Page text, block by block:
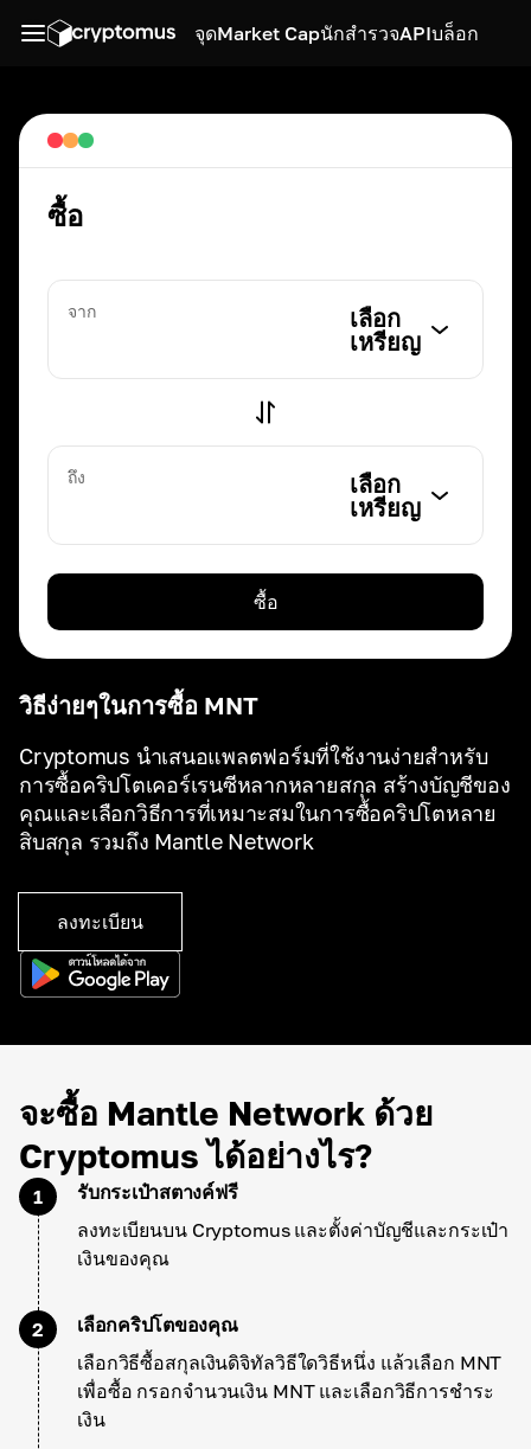
จุดMarket CapนักสำรวจAPIบล็อก
วิธีง่ายๆในการซื้อ MNT
Cryptomus นำเสนอแพลตฟอร์มที่ใช้งานง่ายสำหรับ
การซื้อคริปโตเคอร์เรนซีหลากหลายสกุล สร้างบัญชีของ
คุณและเลือกวิธีการที่เหมาะสมในการซื้อคริปโตหลาย
สิบสกุล รวมถึง Mantle Network
ลงทะเบียน
ซื้อ
จาก
เลือก
เหรียญ
ถึง
เลือก
เหรียญ
ซื้อ
จะซื้อ Mantle Network ด้วย
Cryptomus ได้อย่างไร?
1
รับกระเป๋าสตางค์ฟรี
ลงทะเบียนบน Cryptomus และตั้งค่าบัญชีและกระเป๋า
เงินของคุณ
2
เลือกคริปโตของคุณ
เลือกวิธีซื้อสกุลเงินดิจิทัลวิธีใดวิธีหนึ่ง แล้วเลือก MNT
เพื่อซื้อ กรอกจำนวนเงิน MNT และเลือกวิธีการชำระ
เงิน